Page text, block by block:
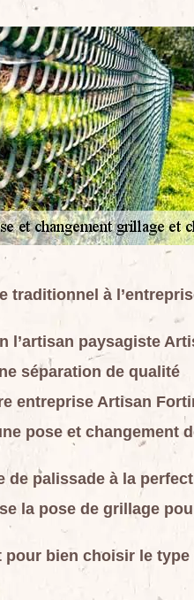
traditionnel à
l’artisan paysagiste
séparation de qualité
entreprise Artisan
pose et changement
de palissade à la
la pose de grillage
pour bien choisir le